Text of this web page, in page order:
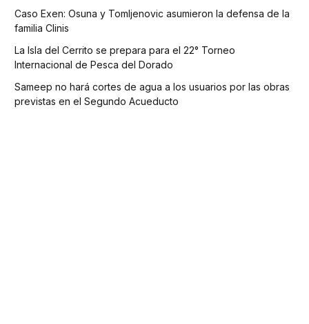
Caso Exen: Osuna y Tomljenovic asumieron la defensa de la
familia Clinis
La Isla del Cerrito se prepara para el 22° Torneo
Internacional de Pesca del Dorado
Sameep no hará cortes de agua a los usuarios por las obras
previstas en el Segundo Acueducto